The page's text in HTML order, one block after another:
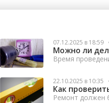
07.12.2025 в 18:59
Можно ли
Время
22.10.2025 в 10:35
Как
Ремонт должен